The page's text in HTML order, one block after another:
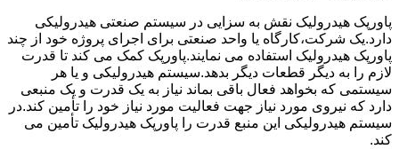
پاورپک هیدرولیک نقش به سزایی در سیستم صنعتی هیدرولیکی
دارد.یک شرکت،کارگاه یا واحد صنعتی برای اجرای پروژه خود از چند
پاورپک هیدرولیک استفاده می نمایند.پاورپک کمک می کند تا قدرت
لازم را به دیگر قطعات دیگر بدهد.سیستم هیدرولیکی و یا هر
سیستمی که بخواهد فعال باقی بماند نیاز به یک قدرت و یک منبعی
دارد که نیروی مورد نیاز جهت فعالیت مورد نیاز خود را تأمین کند.در
سیستم هیدرولیکی این منبع قدرت را پاورپک هیدرولیک تأمین می
کند.